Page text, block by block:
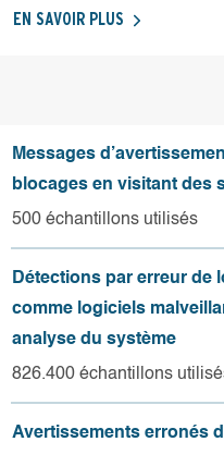
EN SAVOIR PLUS
Messages
blocages en visitant des
500 échantillons utilisés
Détections par erreur de
comme logiciels
analyse du système
826.400 échantillons
Avertissements erronés